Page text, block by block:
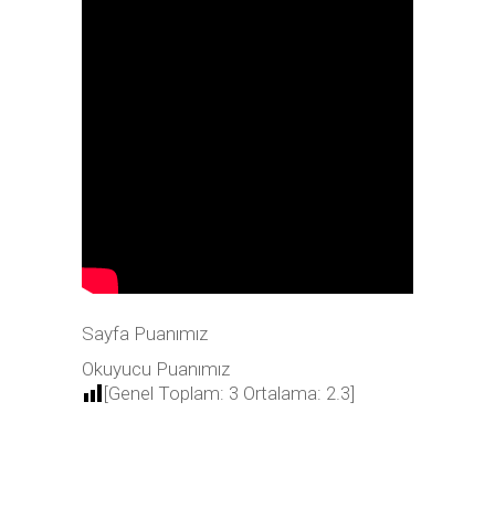
Sayfa Puanımız
Okuyucu Puanımız
[Genel Toplam: 3 Ortalama: 2.3]